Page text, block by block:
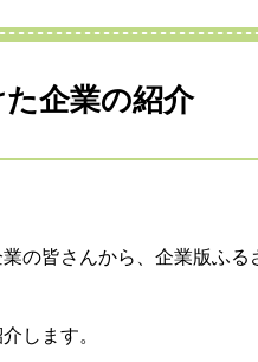
企業の紹介
の皆さんから、企業版ふる
します。